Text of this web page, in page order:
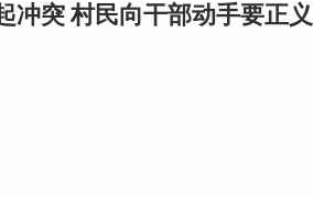
冲突 村民向干部动手要正义